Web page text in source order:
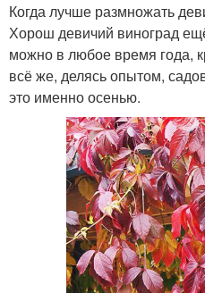
Когда лучше размножать
Хорош девичий виноград
можно в любое время года,
всё же, делясь опытом,
это именно осенью.